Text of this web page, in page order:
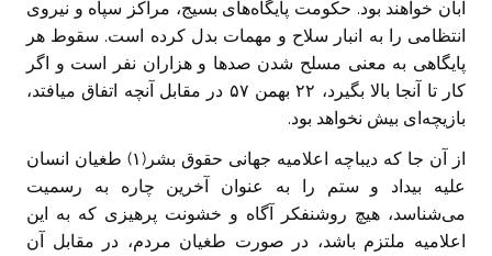
آبان خواهند بود. حکومت پایگاه‌های بسیج، مراکز سپاه و نیروی
انتظامی را به انبار سلاح و مهمات بدل کرده است. سقوط هر
پایگاهی به معنی مسلح شدن صد‌ها و هزاران نفر است و اگر
کار تا آنجا بالا بگیرد، ۲۲ بهمن ۵۷ در مقابل آنچه اتفاق میافتد،
بازیچه‌ای بیش نخواهد بود.
از آن جا که دیباچه اعلامیه جهانی حقوق بشر(۱) طغیان انسان
علیه بیداد و ستم را به عنوان آخرین چاره به رسمیت
می‌شناسد، هیچ روشنفکر آگاه و خشونت پرهیزی که به این
اعلامیه ملتزم باشد، در صورت طغیان مردم، در مقابل آن